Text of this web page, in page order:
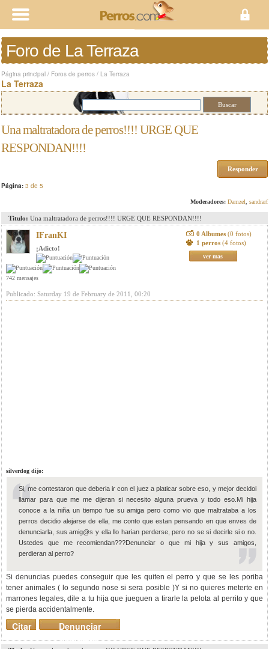
Foro de La Terraza
Página principal / Foros de perros / La Terraza
La Terraza
Una maltratadora de perros!!!! URGE QUE
RESPONDAN!!!!
Responder
Página: 3 de 5
Moderadores: Damzel sandrarf
Titulo: Una maltratadora de perros!!!! URGE QUE RESPONDAN!!!!
IFranKI
¡Adicto!
742 mensajes
0 Albumes (0 fotos)
1 perros (4 fotos)
ver mas
Publicado: Saturday 19 de February de 2011, 00:20
silverdog dijo:
Si, me contestaron que deberia ir con el juez a platicar sobre eso, y mejor decidoi
llamar para que me me dijeran si necesito alguna prueva y todo eso.Mi hija
conoce a la niña un tiempo fue su amiga pero como vio que maltrataba a los
perros decidio alejarse de ella, me conto que estan pensando en que enves de
denunciarla, sus amig@s y ella llo harian perderse, pero no se si decirle si o no.
Ustedes que me recomiendan???Denunciar o que mi hija y sus amigos,
perdieran al perro?
Si denuncias puedes conseguir que les quiten el perro y que se les poriba
tener animales ( lo segundo nose si sera posible )Y si no quieres meterte en
marrones legales, dile a tu hija que jueguen a tirarle la pelota al perrito y que
se pierda accidentalmente.
Denunciar
mensaje
Citar